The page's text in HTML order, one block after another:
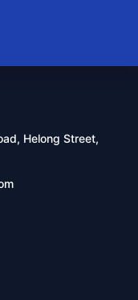
Helong Street,